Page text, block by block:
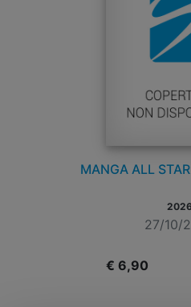
MANGA ALL
2026
27/10/
€ 6,90